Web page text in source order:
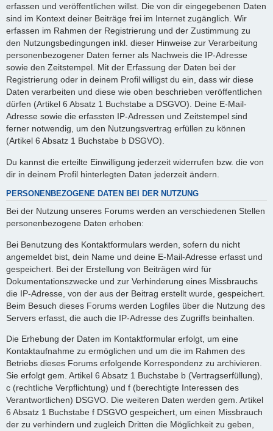
erfassen und veröffentlichen willst. Die von dir eingegebenen Daten
sind im Kontext deiner Beiträge frei im Internet zugänglich. Wir
erfassen im Rahmen der Registrierung und der Zustimmung zu
den Nutzungsbedingungen inkl. dieser Hinweise zur Verarbeitung
personenbezogener Daten ferner als Nachweis die IP-Adresse
sowie den Zeitstempel. Mit der Erfassung der Daten bei der
Registrierung oder in deinem Profil willigst du ein, dass wir diese
Daten verarbeiten und diese wie oben beschrieben veröffentlichen
dürfen (Artikel 6 Absatz 1 Buchstabe a DSGVO). Deine E-Mail-
Adresse sowie die erfassten IP-Adressen und Zeitstempel sind
ferner notwendig, um den Nutzungsvertrag erfüllen zu können
(Artikel 6 Absatz 1 Buchstabe b DSGVO).
Du kannst die erteilte Einwilligung jederzeit widerrufen bzw. die von
dir in deinem Profil hinterlegten Daten jederzeit ändern.
PERSONENBEZOGENE DATEN BEI DER NUTZUNG
Bei der Nutzung unseres Forums werden an verschiedenen Stellen
personenbezogene Daten erhoben:
Bei Benutzung des Kontaktformulars werden, sofern du nicht
angemeldet bist, dein Name und deine E-Mail-Adresse erfasst und
gespeichert. Bei der Erstellung von Beiträgen wird für
Dokumentationszwecke und zur Verhinderung eines Missbrauchs
die IP-Adresse, von der aus der Beitrag erstellt wurde, gespeichert.
Beim Besuch dieses Forums werden Logfiles über die Nutzung des
Servers erfasst, die auch die IP-Adresse des Zugriffs beinhalten.
Die Erhebung der Daten im Kontaktformular erfolgt, um eine
Kontaktaufnahme zu ermöglichen und um die im Rahmen des
Betriebs dieses Forums erfolgende Korrespondenz zu archivieren.
Sie erfolgt gem. Artikel 6 Absatz 1 Buchstabe b (Vertragserfüllung),
c (rechtliche Verpflichtung) und f (berechtigte Interessen des
Verantwortlichen) DSGVO. Die weiteren Daten werden gem. Artikel
6 Absatz 1 Buchstabe f DSGVO gespeichert, um einen Missbrauch
der zu verhindern und zugleich Dritten die Möglichkeit zu geben,